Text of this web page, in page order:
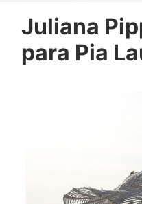
Juliana
para Pia